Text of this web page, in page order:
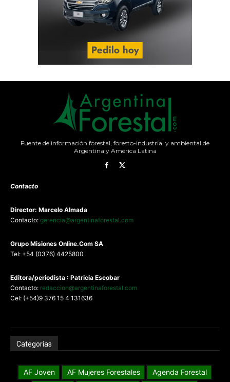
Fuente de información forestal, foresto-industrial y ambiental de
Argentina y América Latina
Contacto
Director: Marcelo Almada
Contacto: gerencia@argentinaforestal.com
Grupo Misiones Online.Com SA
Tel: +54 (0376) 4425800
Editora/periodista : Patricia Escobar
Contacto: redaccion@argentinaforestal.com
Cel: (+54)9 376 15 4 131636
Categorías
AF Joven AF Mujeres Forestales
Agenda Forestal